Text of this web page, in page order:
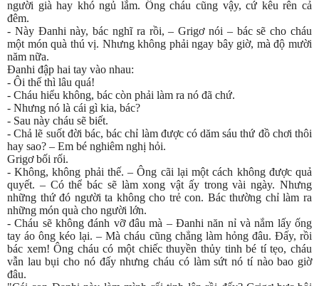
người già hay khó ngủ lắm. Ông cháu cũng vậy, cứ kêu rên cả
đêm.
- Này Đanhi này, bác nghĩ ra rồi, – Grigơ nói – bác sẽ cho cháu
một món quà thú vị. Nhưng không phải ngay bây giờ, mà độ mười
năm nữa.
Đanhi đập hai tay vào nhau:
- Ôi thế thì lâu quá!
- Cháu hiểu không, bác còn phải làm ra nó đã chứ.
- Nhưng nó là cái gì kia, bác?
- Sau này cháu sẽ biết.
- Chả lẽ suốt đời bác, bác chỉ làm được có dăm sáu thứ đồ chơi thôi
hay sao? – Em bé nghiêm nghị hỏi.
Grigơ bối rối.
- Không, không phải thế. – Ông cãi lại một cách không được quả
quyết. – Có thể bác sẽ làm xong vật ấy trong vài ngày. Nhưng
những thứ đó người ta không cho trẻ con. Bác thường chỉ làm ra
những món quà cho người lớn.
- Cháu sẽ không đánh vỡ đâu mà – Đanhi năn nỉ và nắm lấy ống
tay áo ông kéo lại. – Mà cháu cũng chẳng làm hỏng đâu. Đấy, rồi
bác xem! Ông cháu có một chiếc thuyền thủy tinh bé tí tẹo, cháu
vẫn lau bụi cho nó đấy nhưng cháu có làm sứt nó tí nào bao giờ
đâu.